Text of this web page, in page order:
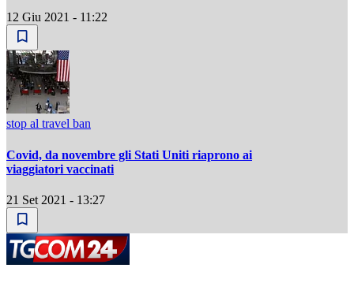
12 Giu 2021 - 11:22
stop al travel ban
Covid, da novembre gli Stati Uniti riaprono ai
viaggiatori vaccinati
21 Set 2021 - 13:27